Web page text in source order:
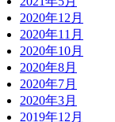
2020年12月
2020年11月
2020年10月
2020年8月
2020年7月
2020年3月
2019年12月